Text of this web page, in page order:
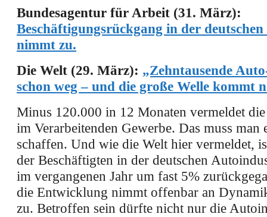
Bundesagentur für Arbeit (31. März):
Beschäftigungsrückgang in der
nimmt zu.
Die Welt (29. März): „Zehntausende
schon weg – und die große Welle kommt
Minus 120.000 in 12 Monaten vermeldet
im Verarbeitenden Gewerbe. Das muss man
schaffen. Und wie die Welt hier vermeldet,
der Beschäftigten in der deutschen
im vergangenen Jahr um fast 5%
die Entwicklung nimmt offenbar an
zu. Betroffen sein dürfte nicht nur die